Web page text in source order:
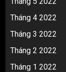
Tháng 4 2022
Tháng 3 2022
Tháng 2 2022
Tháng 1 2022